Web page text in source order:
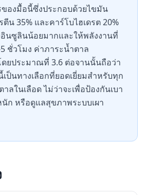
องมื้อนี้ซึ่งประกอบด้วยไขมัน
น 35% และคาร์โบไฮเดรต 20%
นซูลินน้อยมากและให้พลังงานที่
ชั่วโมง ค่าภาระน้ำตาล
ดยประมาณที่ 3.6 ต่อจานนั้นถือว่า
ป็นทางเลือกที่ยอดเยี่ยมสำหรับทุก
ลในเลือด ไม่ว่าจะเพื่อป้องกันเบา
ก หรือดูแลสุขภาพระบบเผา